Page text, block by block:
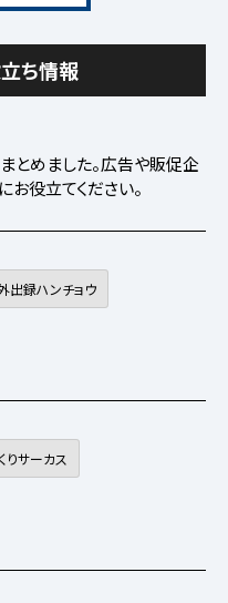
ち情報
とめました。広告や販促企
お役立てください。
出録ハンチョウ
りサーカス